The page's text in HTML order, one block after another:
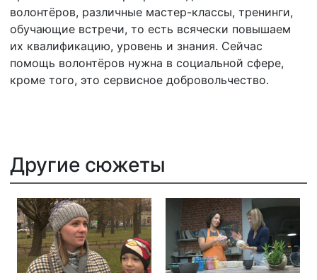
волонтёров, различные мастер-классы, тренинги,
обучающие встречи, то есть всячески повышаем
их квалификацию, уровень и знания. Сейчас
помощь волонтёров нужна в социальной сфере,
кроме того, это сервисное добровольчество.
Другие сюжеты